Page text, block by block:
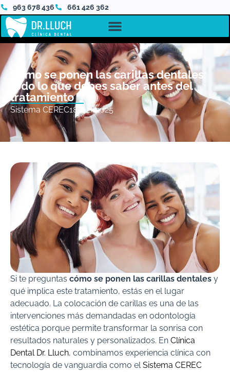
963 678 436 661 426 362
Cómo se ponen las carillas dentales:
todo lo que debes saber antes del
tratamiento
Sistema CEREC18/12/2025
Si te preguntas cómo se ponen las carillas dentales y
qué implica este tratamiento, estás en el lugar
adecuado. La colocación de carillas es una de las
intervenciones más demandadas en odontología
estética porque permite transformar la sonrisa con
resultados naturales y personalizados. En Clínica
Dental Dr. Lluch, combinamos experiencia clínica con
tecnología de vanguardia como elSistema CEREC